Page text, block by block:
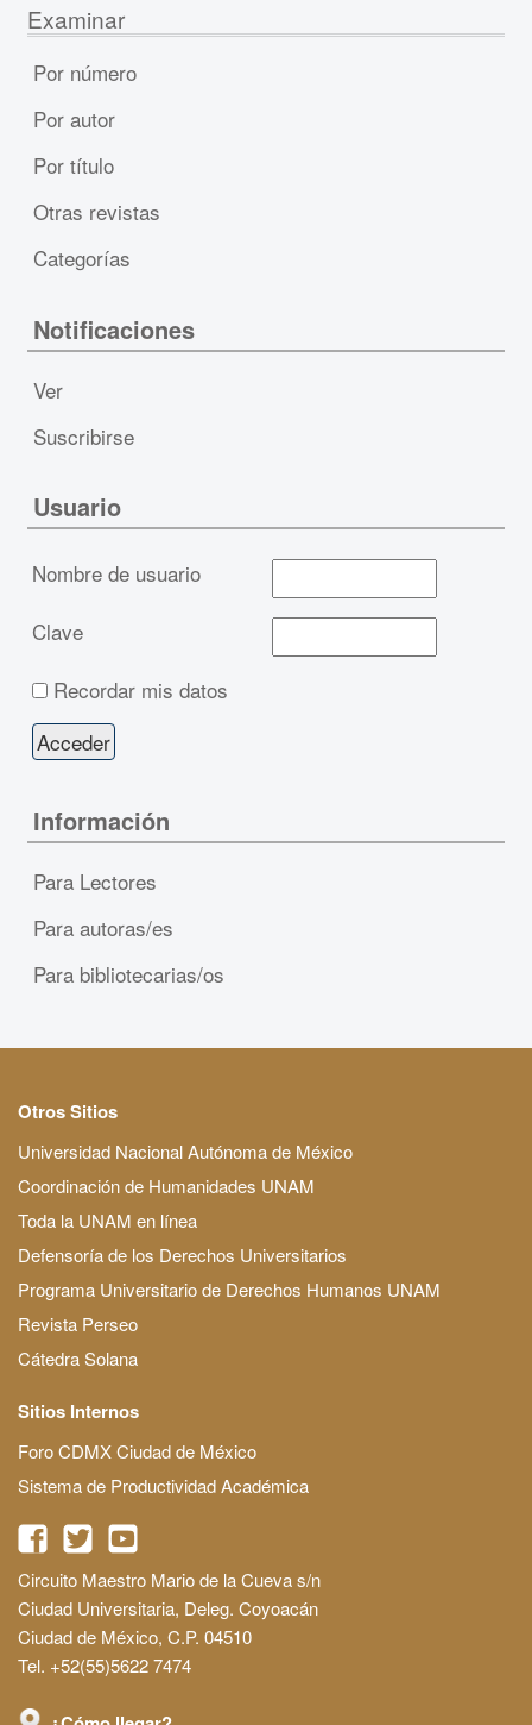
Examinar
Por número
Por autor
Por título
Otras revistas
Categorías
Notificaciones
Ver
Suscribirse
Usuario
Nombre de usuario
Clave
Recordar mis datos
Información
Para Lectores
Para autoras/es
Para bibliotecarias/os
Otros Sitios
Universidad Nacional Autónoma de México
Coordinación de Humanidades UNAM
Toda la UNAM en línea
Defensoría de los Derechos Universitarios
Programa Universitario de Derechos Humanos UNAM
Revista Perseo
Cátedra Solana
Sitios Internos
Foro CDMX Ciudad de México
Sistema de Productividad Académica
Circuito Maestro Mario de la Cueva s/n
Ciudad Universitaria, Deleg. Coyoacán
Ciudad de México, C.P. 04510
Tel. +52(55)5622 7474